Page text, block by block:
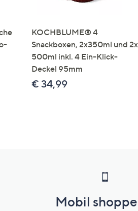
KOCHBLUME® 4
Snackboxen, 2x350ml und 2x
500ml inkl. 4 Ein-Klick-
Deckel 95mm
€ 34,99
Mobil